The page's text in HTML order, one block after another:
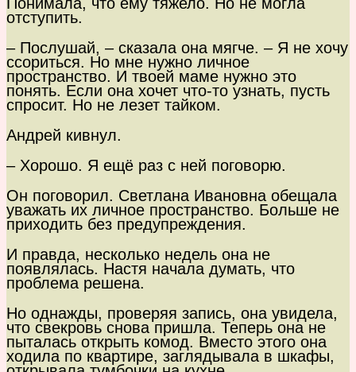
отступить.
– Послушай, – сказала она мягче. – Я не хочу
ссориться. Но мне нужно личное
пространство. И твоей маме нужно это
понять. Если она хочет что-то узнать, пусть
спросит. Но не лезет тайком.
Андрей кивнул.
– Хорошо. Я ещё раз с ней поговорю.
Он поговорил. Светлана Ивановна обещала
уважать их личное пространство. Больше не
приходить без предупреждения.
И правда, несколько недель она не
появлялась. Настя начала думать, что
проблема решена.
Но однажды, проверяя запись, она увидела,
что свекровь снова пришла. Теперь она не
пыталась открыть комод. Вместо этого она
ходила по квартире, заглядывала в шкафы,